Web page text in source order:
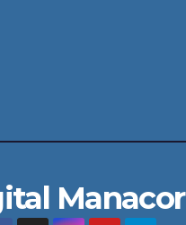
Manacor